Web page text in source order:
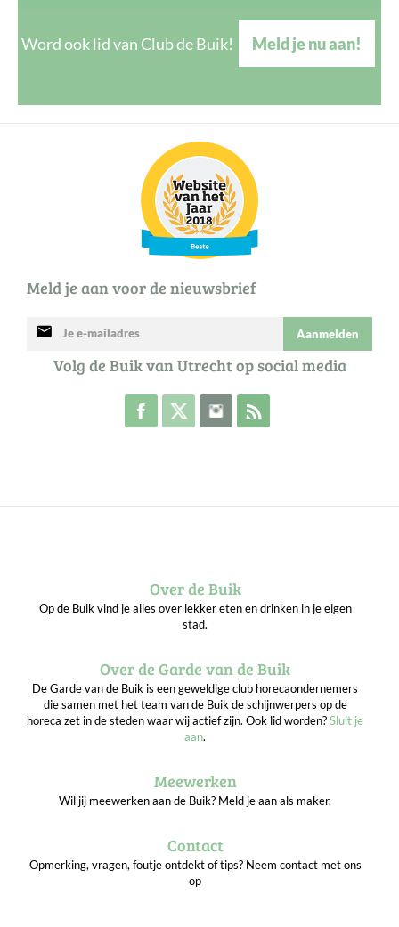
Word ook lid van Club de Buik! Meld je nu aan!
Meld je aan voor de nieuwsbrief
mail Aanmelden
Volg de Buik van Utrecht op social media
Volg de Buik op Facebook
Volg de Buik op Twitter
Volg de Buik op Instagram
Over de Buik
Op de Buik vind je alles over lekker eten en drinken in je eigen
stad.
Over de Garde van de Buik
De Garde van de Buik is een geweldige club horecaondernemers
die samen met het team van de Buik de schijnwerpers op de
horeca zet in de steden waar wij actief zijn. Ook lid worden?Sluit je
aan.
Meewerken
Wil jij meewerken aan de Buik? Meld je aan als maker.
Contact
Opmerking, vragen, foutje ontdekt of tips? Neem contact met ons
op